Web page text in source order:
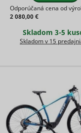
Odporúčaná cena od
2 080,00 €
Skladom 3-5
Skladom v 15